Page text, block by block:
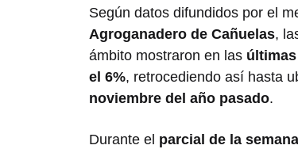
Según datos difundidos por el
Agroganadero de Cañuelas,
ámbito mostraron en las
el 6%, retrocediendo así hasta
noviembre del año pasado.
Durante el parcial de la